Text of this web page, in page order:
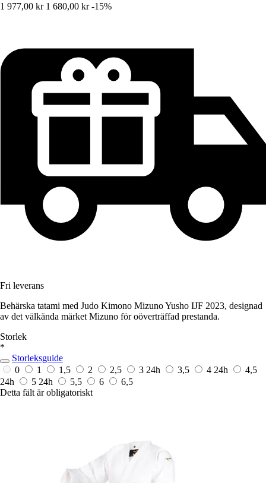
1 977,00 kr 1 680,00 kr -15%
Fri leverans
Behärska tatami med Judo Kimono Mizuno Yusho IJF 2023, designad
av det välkända märket Mizuno för oöverträffad prestanda.
Storlek
*
Storleksguide
0
1 1,5 2 2,5 3 24h 3,5 4 24h
4,5
24h
5 24h 5,5 6
6,5
Detta fält är obligatoriskt